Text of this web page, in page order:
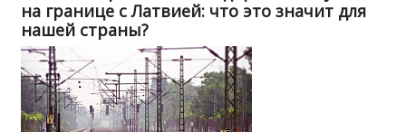
на границе с Латвией: что это значит для
нашей страны?